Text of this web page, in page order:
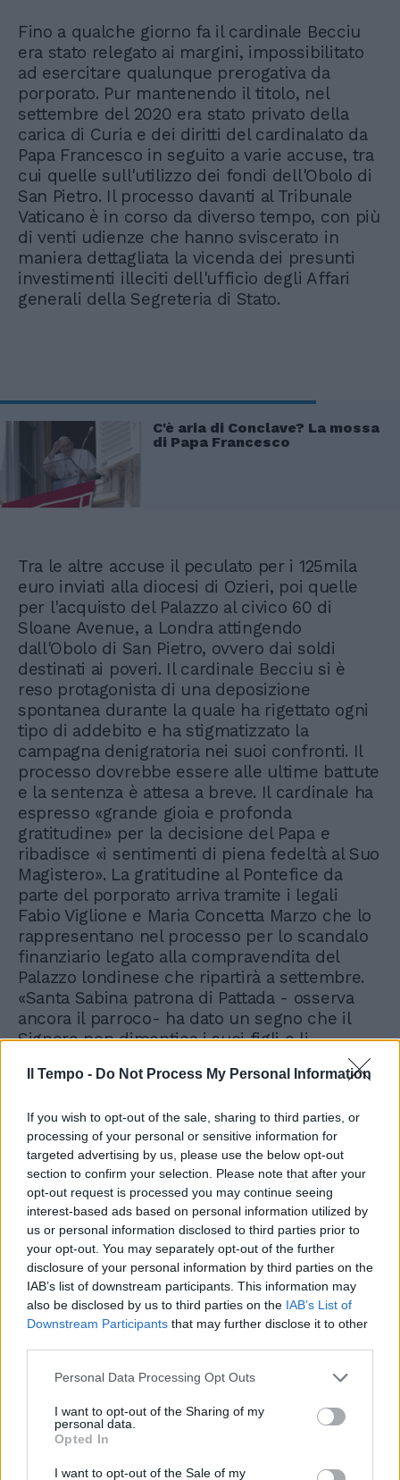
Il Tempo - Do Not Process My Personal Information
If you wish to opt-out of the sale, sharing to third parties, or
processing of your personal or sensitive information for
targeted advertising by us, please use the below opt-out
section to confirm your selection. Please note that after your
opt-out request is processed you may continue seeing
interest-based ads based on personal information utilized by
us or personal information disclosed to third parties prior to
your opt-out. You may separately opt-out of the further
disclosure of your personal information by third parties on the
IAB’s list of downstream participants. This information may
also be disclosed by us to third parties on the IAB’s List of
Downstream Participants that may further disclose it to other
Personal Data Processing Opt Outs
I want to opt-out of the Sharing of my
personal data.
Opted In
I want to opt-out of the Sale of my
Fino a qualche giorno fa il cardinale Becciu
era stato relegato ai margini, impossibilitato
ad esercitare qualunque prerogativa da
porporato. Pur mantenendo il titolo, nel
settembre del 2020 era stato privato della
carica di Curia e dei diritti del cardinalato da
Papa Francesco in seguito a varie accuse, tra
cui quelle sull'utilizzo dei fondi dell'Obolo di
San Pietro. Il processo davanti al Tribunale
Vaticano è in corso da diverso tempo, con più
di venti udienze che hanno sviscerato in
maniera dettagliata la vicenda dei presunti
investimenti illeciti dell'ufficio degli Affari
generali della Segreteria di Stato.
C'è aria di Conclave? La mossa
di Papa Francesco
Tra le altre accuse il peculato per i 125mila
euro inviati alla diocesi di Ozieri, poi quelle
per l'acquisto del Palazzo al civico 60 di
Sloane Avenue, a Londra attingendo
dall'Obolo di San Pietro, ovvero dai soldi
destinati ai poveri. Il cardinale Becciu si è
reso protagonista di una deposizione
spontanea durante la quale ha rigettato ogni
tipo di addebito e ha stigmatizzato la
campagna denigratoria nei suoi confronti. Il
processo dovrebbe essere alle ultime battute
e la sentenza è attesa a breve. Il cardinale ha
espresso «grande gioia e profonda
gratitudine» per la decisione del Papa e
ribadisce «i sentimenti di piena fedeltà al Suo
Magistero». La gratitudine al Pontefice da
parte del porporato arriva tramite i legali
Fabio Viglione e Maria Concetta Marzo che lo
rappresentano nel processo per lo scandalo
finanziario legato alla compravendita del
Palazzo londinese che ripartirà a settembre.
«Santa Sabina patrona di Pattada - osserva
ancora il parroco- ha dato un segno che il
Signore non dimentica i suoi figli e li
accompagna nel momento della sofferenza e
della gioia»